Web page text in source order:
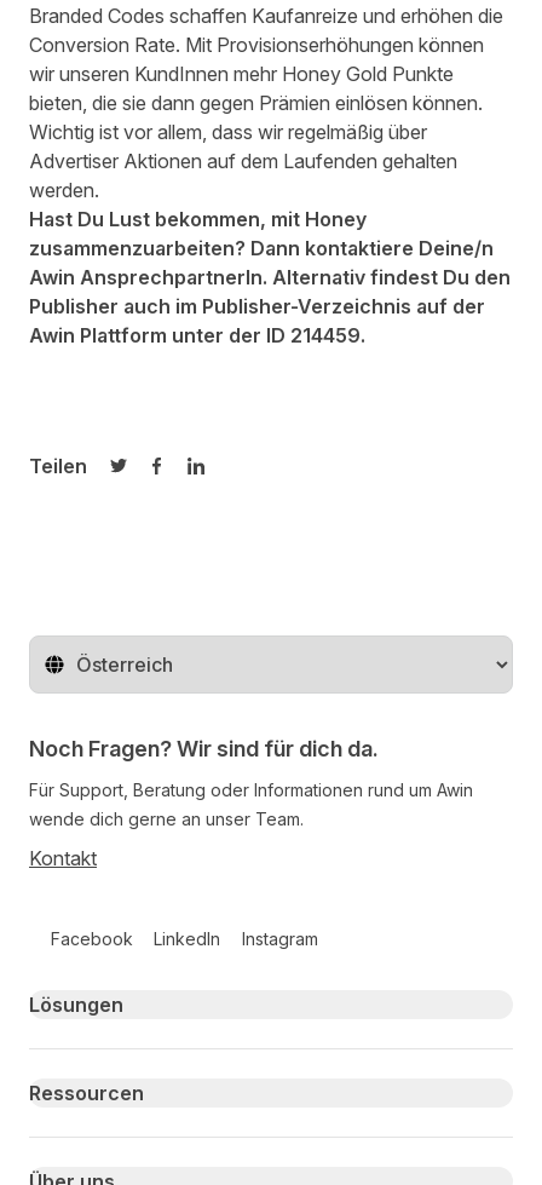
Branded Codes schaffen Kaufanreize und erhöhen die
Conversion Rate. Mit Provisionserhöhungen können
wir unseren KundInnen mehr Honey Gold Punkte
bieten, die sie dann gegen Prämien einlösen können.
Wichtig ist vor allem, dass wir regelmäßig über
Advertiser Aktionen auf dem Laufenden gehalten
werden.
Hast Du Lust bekommen, mit Honey
zusammenzuarbeiten? Dann kontaktiere Deine/n
Awin AnsprechpartnerIn. Alternativ findest Du den
Publisher auch im Publisher-Verzeichnis auf der
Awin Plattform unter der ID 214459.
Teilen
Auf Twitter teilen
Auf Facebook teilen
Auf LinkedIn teilen
Region ändern
Noch Fragen? Wir sind für dich da.
Für Support, Beratung oder Informationen rund um Awin
wende dich gerne an unser Team.
Kontakt
Facebook LinkedIn Instagram
Primary footer navigation
Lösungen
Ressourcen